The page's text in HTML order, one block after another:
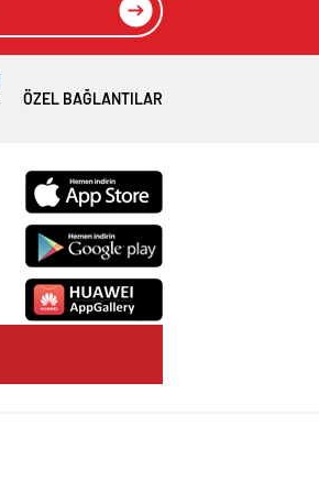
ÖZEL BAĞLANTILAR